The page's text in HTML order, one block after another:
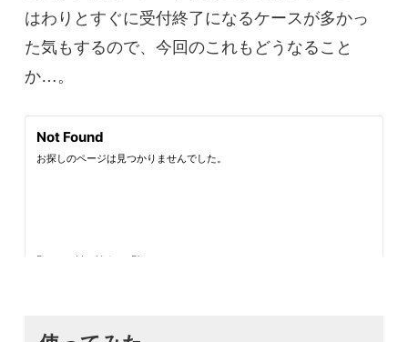
はわりとすぐに受付終了になるケースが多かっ
た気もするので、今回のこれもどうなること
か…。